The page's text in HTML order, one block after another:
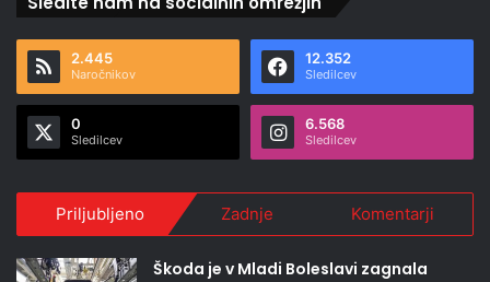
2.445
Naročnikov
12.352
Sledilcev
0
Sledilcev
6.568
Sledilcev
Priljubljeno Zadnje Komentarji
Škoda je v Mladi Boleslavi zagnala